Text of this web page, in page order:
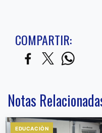
COMPARTIR:
Notas
EDUCACIÒN